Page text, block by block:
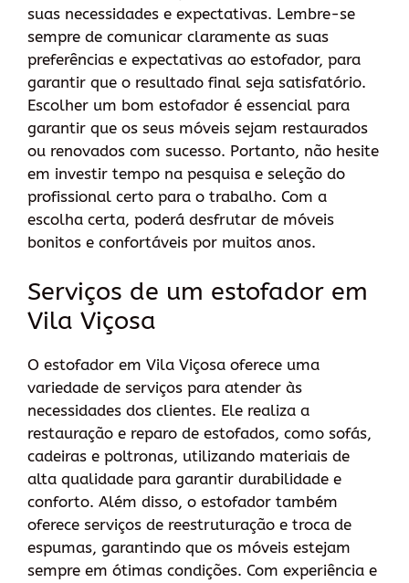
suas necessidades e expectativas. Lembre-se
sempre de comunicar claramente as suas
preferências e expectativas ao estofador, para
garantir que o resultado final seja satisfatório.
Escolher um bom estofador é essencial para
garantir que os seus móveis sejam restaurados
ou renovados com sucesso. Portanto, não hesite
em investir tempo na pesquisa e seleção do
profissional certo para o trabalho. Com a
escolha certa, poderá desfrutar de móveis
bonitos e confortáveis por muitos anos.
Serviços de um estofador em
Vila Viçosa
O estofador em Vila Viçosa oferece uma
variedade de serviços para atender às
necessidades dos clientes. Ele realiza a
restauração e reparo de estofados, como sofás,
cadeiras e poltronas, utilizando materiais de
alta qualidade para garantir durabilidade e
conforto. Além disso, o estofador também
oferece serviços de reestruturação e troca de
espumas, garantindo que os móveis estejam
sempre em ótimas condições. Com experiência e